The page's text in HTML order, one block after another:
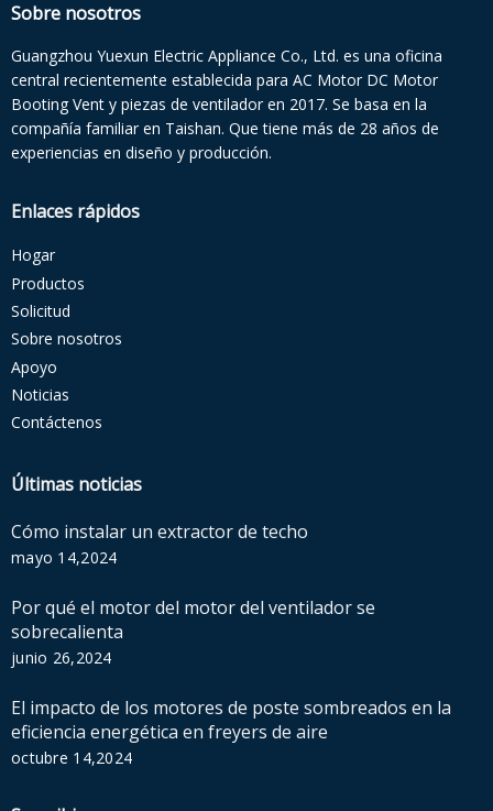
Sobre nosotros
Guangzhou Yuexun Electric Appliance Co., Ltd. es una oficina
central recientemente establecida para AC Motor DC Motor
Booting Vent y piezas de ventilador en 2017. Se basa en la
compañía familiar en Taishan. Que tiene más de 28 años de
experiencias en diseño y producción.
Enlaces rápidos
Hogar
Productos
Solicitud
Sobre nosotros
Apoyo
Noticias
Contáctenos
Últimas noticias
Cómo instalar un extractor de techo
mayo 14,2024
Por qué el motor del motor del ventilador se
sobrecalienta
junio 26,2024
El impacto de los motores de poste sombreados en la
eficiencia energética en freyers de aire
octubre 14,2024